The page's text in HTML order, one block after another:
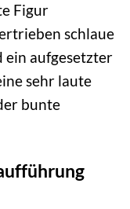
Figur
schlaue
ein aufgesetzter
sehr laute
bunte